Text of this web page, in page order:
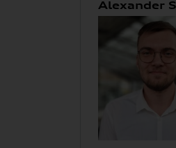
Alexander